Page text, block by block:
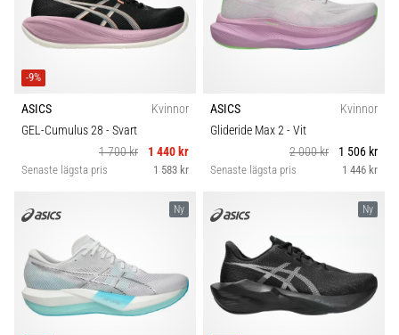
-9%
ASICS
Kvinnor
GEL-Cumulus 28 - Svart
1 700 kr
1 440 kr
Senaste lägsta pris 1 583 kr
ASICS
Kvinnor
Glideride Max 2- Vit
2 000 kr
1 506 kr
Senaste lägsta pris 1 446 kr
Ny Ny